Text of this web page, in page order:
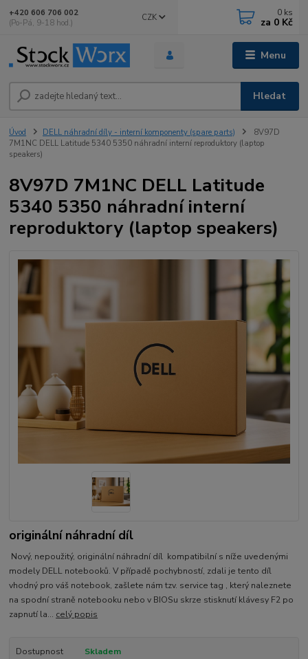
Menu
CZK
Hledat
+420 606 706 002
(Po-Pá, 9-18 hod.)
0 ks
za 0 Kč
Úvod DELL náhradní díly - interní komponenty (spare parts)
8V97D
7M1NC DELL Latitude 5340 5350 náhradní interní reproduktory (laptop
speakers)
8V97D 7M1NC DELL Latitude
5340 5350 náhradní interní
reproduktory (laptop speakers)
originální náhradní díl
Nový, nepoužitý, originální náhradní díl kompatibilní s níže uvedenými
modely DELL notebooků. V případě pochybností, zdali je tento díl
vhodný pro váš notebook, zašlete nám tzv. service tag , který naleznete
na spodní straně notebooku nebo v BIOSu skrze stisknutí klávesy F2 po
zapnutí la... celý popis
Dostupnost Skladem